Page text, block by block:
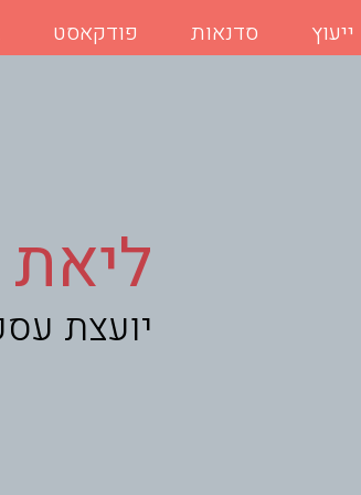
ייעוץ סדנאות פודקאסט
ליאת
יועצת